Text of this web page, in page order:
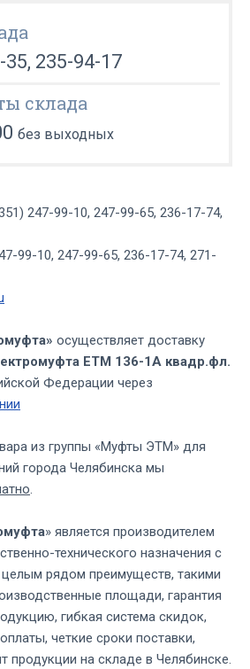
35, 235-94-17
склада
без выходных
247-99-10, 247-99-65, 236-17-74,
99-10, 247-99-65, 236-17-74, 271-
осуществляет доставку
ЕТМ 136-1А квадр.фл.
Федерации через
из группы «Муфты ЭТМ» для
города Челябинска мы
.
» является производителем
технического назначения с
рядом преимуществ, такими
площади, гарантия
гибкая система скидок,
четкие сроки поставки,
продукции на складе в Челябинске.